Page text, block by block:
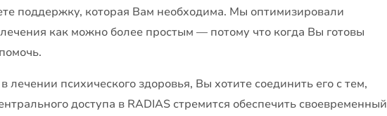
поддержку, которая Вам необходима. Мы оптимизировали
как можно более простым — потому что когда Вы готовы
психического здоровья, Вы хотите соединить его с тем,
доступа в RADIAS стремится обеспечить своевременный